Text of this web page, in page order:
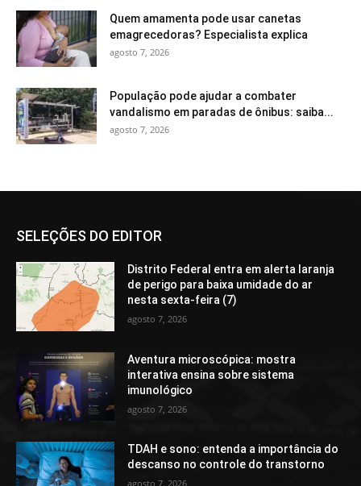
Quem amamenta pode usar canetas
emagrecedoras? Especialista explica
agosto 7, 2026
População pode ajudar a combater
vandalismo em paradas de ônibus: saiba...
agosto 7, 2026
SELEÇÕES DO EDITOR
Distrito Federal entra em alerta laranja
de perigo para baixa umidade do ar
nesta sexta-feira (7)
agosto 7, 2026
Aventura microscópica: mostra
interativa ensina sobre sistema
imunológico
agosto 7, 2026
TDAH e sono: entenda a importância do
descanso no controle do transtorno
agosto 7, 2026